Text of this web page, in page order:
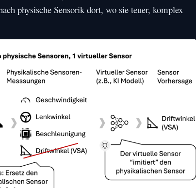
physische Sensorik dort, wo sie teuer, komplex